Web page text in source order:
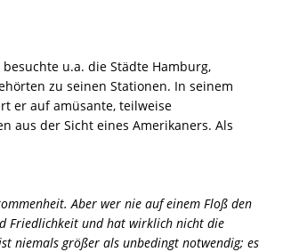
u.a. die Städte Hamburg,
zu seinen Stationen. In seinem
er auf amüsante, teilweise
aus der Sicht eines Amerikaners. Als
Aber wer nie auf einem Floß den
Friedlichkeit und hat wirklich nicht die
niemals größer als unbedingt notwendig; es